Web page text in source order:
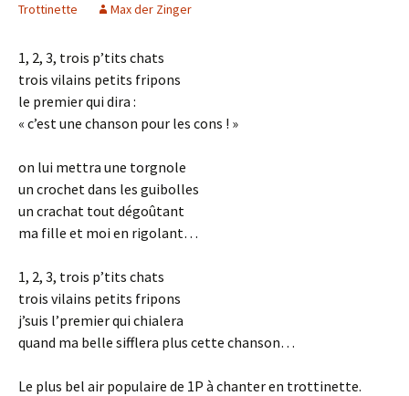
Trottinette
Max der Zinger
1, 2, 3, trois p’tits chats
trois vilains petits fripons
le premier qui dira :
« c’est une chanson pour les cons ! »
on lui mettra une torgnole
un crochet dans les guibolles
un crachat tout dégoûtant
ma fille et moi en rigolant…
1, 2, 3, trois p’tits chats
trois vilains petits fripons
j’suis l’premier qui chialera
quand ma belle sifflera plus cette chanson…
Le plus bel air populaire de 1P à chanter en trottinette.